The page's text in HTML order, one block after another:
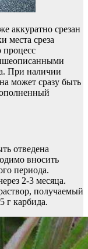
аккуратно срезан
места среза
процесс
При наличии
может сразу быть
отведена
вносить
периода.
2-3 месяца.
получаемый
г карбида.